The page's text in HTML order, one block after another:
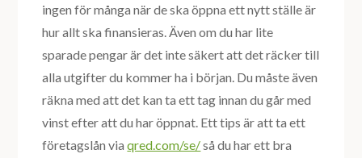
ingen för många när de ska öppna ett nytt ställe är
hur allt ska finansieras. Även om du har lite
sparade pengar är det inte säkert att det räcker till
alla utgifter du kommer ha i början. Du måste även
räkna med att det kan ta ett tag innan du går med
vinst efter att du har öppnat. Ett tips är att ta ett
företagslån viaqred.com/se/så du har ett bra